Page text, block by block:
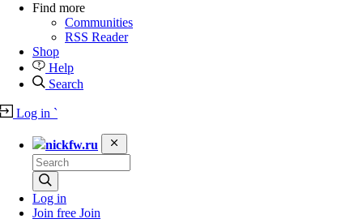
Find more
Communities
RSS Reader
Shop
Help
Search
Log in `
nickfw.ru
Log in
Join free Join